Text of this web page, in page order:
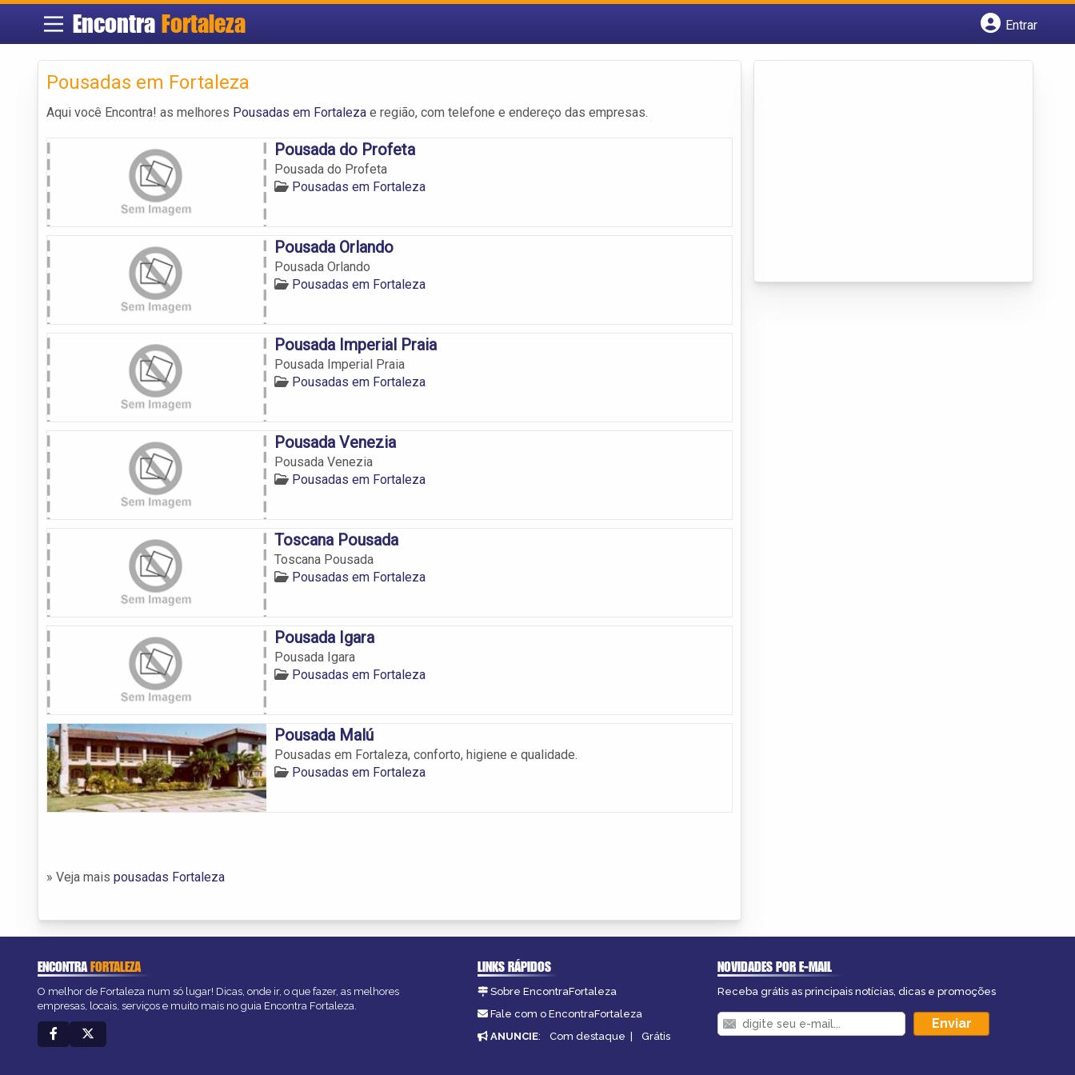
Encontra Fortaleza
Entrar
Pousadas em Fortaleza
Aqui você Encontra! as melhores Pousadas em Fortaleza e região, com telefone e endereço das empresas.
Pousada do Profeta
Pousada do Profeta
Pousadas em Fortaleza
Pousada Orlando
Pousada Orlando
Pousadas em Fortaleza
Pousada Imperial Praia
Pousada Imperial Praia
Pousadas em Fortaleza
Pousada Venezia
Pousada Venezia
Pousadas em Fortaleza
Toscana Pousada
Toscana Pousada
Pousadas em Fortaleza
Pousada Igara
Pousada Igara
Pousadas em Fortaleza
Pousada Malú
Pousadas em Fortaleza, conforto, higiene e qualidade.
Pousadas em Fortaleza
» Veja mais pousadas Fortaleza
ENCONTRAFORTALEZA
O melhor de Fortaleza num só lugar! Dicas, onde ir, o que fazer, as melhores
empresas, locais, serviços e muito mais no guia Encontra Fortaleza.
LINKS RÁPIDOS
Sobre EncontraFortaleza
Fale com o EncontraFortaleza
ANUNCIE: Com destaque | Grátis
NOVIDADES POR E-MAIL
Receba grátis as principais notícias, dicas e promoções